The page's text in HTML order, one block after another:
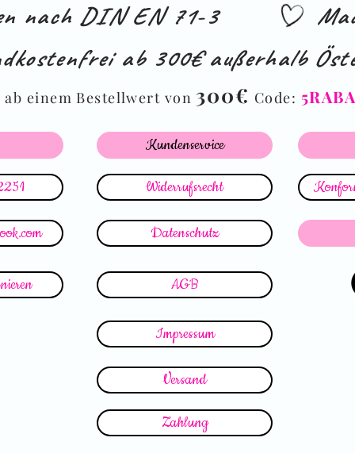
nach DIN EN 71-3
ab 300€ außerhalb
ab einem Bestellwert von 300€ Code:
Kundenservice
Widerrufsrecht
Datenschutz
AGB
Impressum
Versand
Zahlung